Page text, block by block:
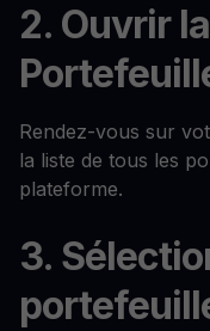
2. Ouvrir
Rendez-vous sur
la liste de tous les
plateforme.
3.